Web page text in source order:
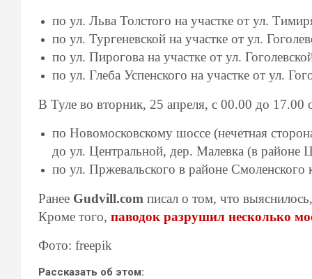
по ул. Льва Толстого на участке от ул.
по ул. Тургеневской на участке от ул.
по ул. Пирогова на участке от ул.
по ул. Глеба Успенского на участке от ул.
В Туле во вторник, 25 апреля, с 00.00 до 17.00
по Новомосковскому шоссе (нечетная
до ул. Центральной, дер. Малевка (в районе
по ул. Пржевальского в районе
Ранее Gudvill.com писал о том, что
Кроме того, паводок разрушил несколько
Фото: freepik
Рассказать об этом: